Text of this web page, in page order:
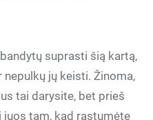
suprasti šią kartą,
jų keisti. Žinoma,
tai darysite, bet prieš
tam, kad rastumėte